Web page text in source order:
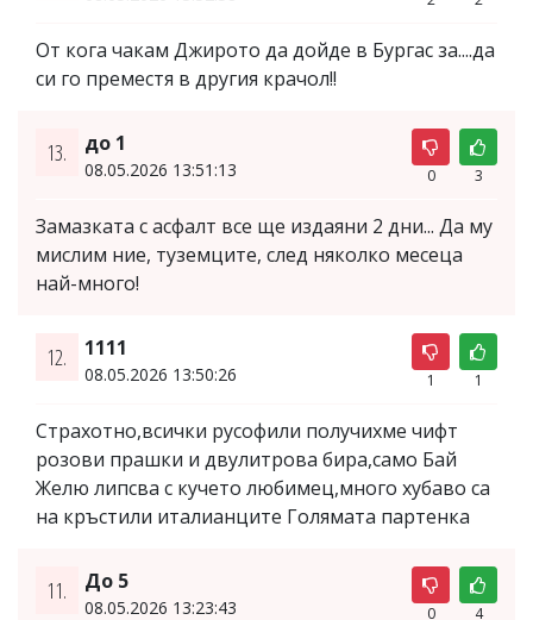
От кога чакам Джирото да дойде в Бургас за....да
си го преместя в другия крачол!!
13. до 1
08.05.2026 13:51:13 0 3
Замазката с асфалт все ще издаяни 2 дни... Да му
мислим ние, туземците, след няколко месеца
най-много!
12. 1111
08.05.2026 13:50:26 1 1
Страхотно,всички русофили получихме чифт
розови прашки и двулитрова бира,само Бай
Желю липсва с кучето любимец,много хубаво са
на кръстили италианците Голямата партенка
11. До 5
08.05.2026 13:23:43 0 4